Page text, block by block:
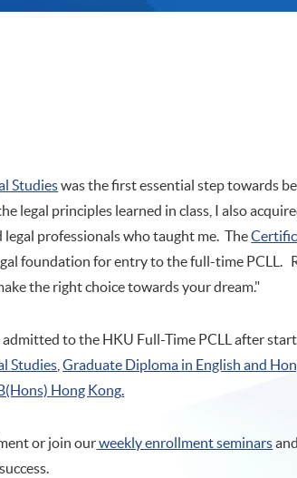
Studieswas the first essential step towards
legal principles learned in class, I also
legal professionals who taught me. The
foundation for entry to the full-time PCLL.
the right choice towards your dream."
admitted to the HKU Full-Time PCLL after
Studies ,Graduate Diploma in English and
Hong Kong.
or join ourweekly enrollment seminars